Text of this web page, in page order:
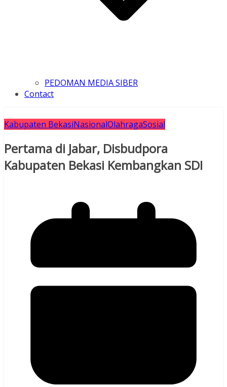
PEDOMAN MEDIA SIBER
Contact
Kabupaten BekasiNasionalOlahragaSosial
Pertama di Jabar, Disbudpora
Kabupaten Bekasi Kembangkan SDI